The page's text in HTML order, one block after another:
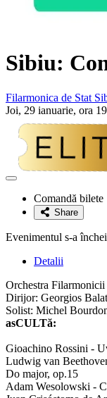
Sibiu:
Filarmonica de Stat
Joi, 29 ianuarie, ora
Adaugă
favoriteComandă bilete
Share
Evenimentul s-a
Detalii
Orchestra Filarmonicii
Dirijor: Georgios
Solist: Michel
asCULTă:
Gioachino Rossini -
Ludwig van
Do major, op.15
Adam Wesolowski -